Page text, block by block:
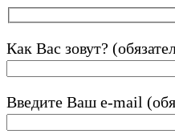
Как Вас зовут?
Введите Ваш e-mail